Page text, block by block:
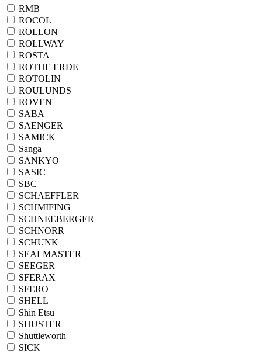
RMB
ROCOL
ROLLON
ROLLWAY
ROSTA
ROTHE ERDE
ROTOLIN
ROULUNDS
ROVEN
SABA
SAENGER
SAMICK
Sanga
SANKYO
SASIC
SBC
SCHAEFFLER
SCHMIFING
SCHNEEBERGER
SCHNORR
SCHUNK
SEALMASTER
SEEGER
SFERAX
SFERO
SHELL
Shin Etsu
SHUSTER
Shuttleworth
SICK